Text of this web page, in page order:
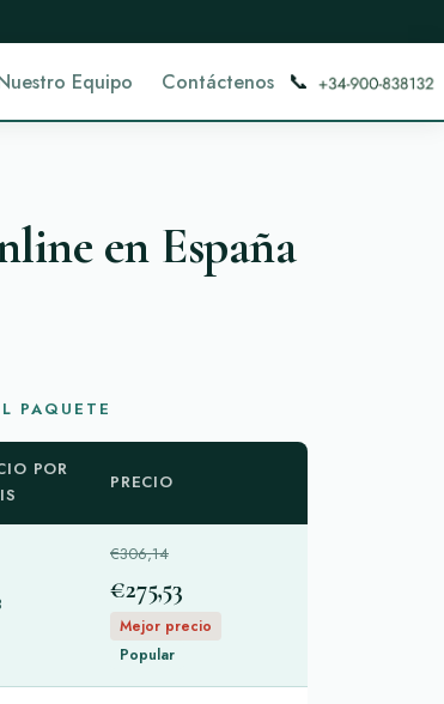
Equipo Contáctenos 📞
en España
PAQUETE
POR
PRECIO
€306,14
€275,53
Mejor precio
Popular